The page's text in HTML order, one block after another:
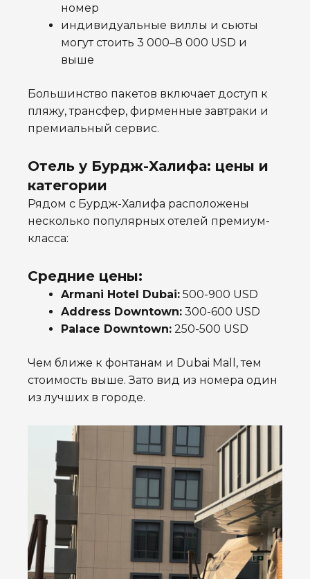
номер
индивидуальные виллы и сьюты
могут стоить 3 000–8 000 USD и
выше
Большинство пакетов включает доступ к
пляжу, трансфер, фирменные завтраки и
премиальный сервис.
Отель у Бурдж-Халифа: цены и
категории
Рядом с Бурдж-Халифа расположены
несколько популярных отелей премиум-
класса:
Средние цены:
Armani Hotel Dubai: 500-900 USD
Address Downtown: 300-600 USD
Palace Downtown: 250-500 USD
Чем ближе к фонтанам и Dubai Mall, тем
стоимость выше. Зато вид из номера один
из лучших в городе.